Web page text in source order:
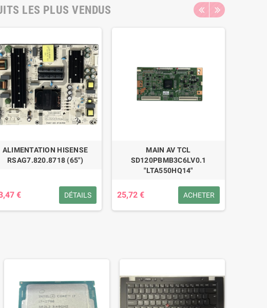
LES PLUS VENDUS
ALIMENTATION HISENSE
RSAG7.820.8718 (65")
€ DÉTAILS
MAIN AV TCL
SD120PBMB3C6LV0.1
"LTA550HQ14"
25,72 € ACHETER